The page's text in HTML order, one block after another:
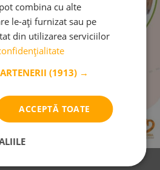
inbox:
Newsletter
combina cu alte
le-ați furnizat sau pe
din utilizarea serviciilor
(1913) →
ACCEPTĂ TOATE